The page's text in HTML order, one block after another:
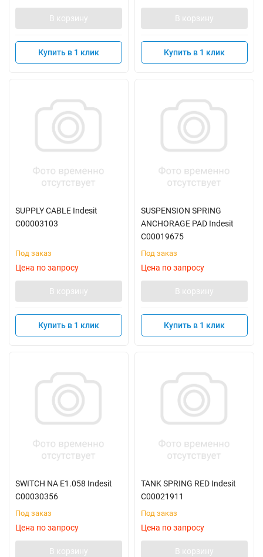
В корзину
Купить в 1 клик
В корзину
Купить в 1 клик
SUPPLY CABLE Indesit
C00003103
Под заказ
Цена по запросу
В корзину
Купить в 1 клик
SUSPENSION SPRING
ANCHORAGE PAD Indesit
C00019675
Под заказ
Цена по запросу
В корзину
Купить в 1 клик
SWITCH NA E1.058 Indesit
C00030356
Под заказ
Цена по запросу
В корзину
TANK SPRING RED Indesit
C00021911
Под заказ
Цена по запросу
В корзину